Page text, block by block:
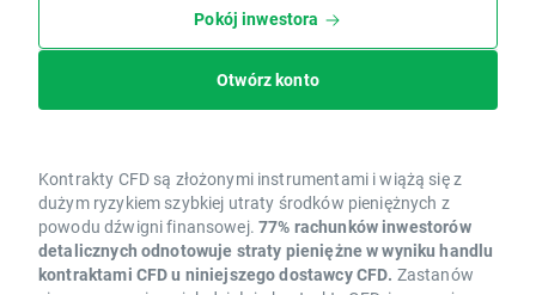
Pokój inwestora
Otwórz konto
Kontrakty CFD są złożonymi instrumentami i wiążą się z
dużym ryzykiem szybkiej utraty środków pieniężnych z
powodu dźwigni finansowej. 77% rachunków inwestorów
detalicznych odnotowuje straty pieniężne w wyniku handlu
kontraktami CFD u niniejszego dostawcy CFD. Zastanów